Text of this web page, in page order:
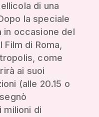
di una
la speciale
in occasione del
di Roma,
come
ai suoi
(alle 20.15 o
milioni di